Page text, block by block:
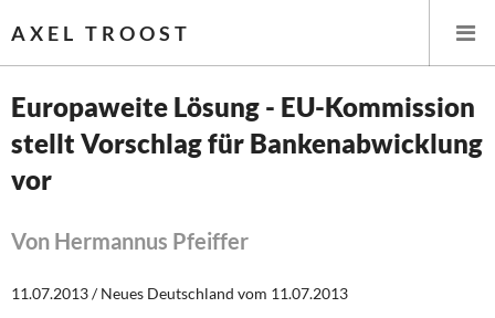
AXEL TROOST
Startseite
Leitlinien linker Wirtschafts- und Finanzpolitik
Wirtschaftspolitik
Europaweite Lösung - EU-Kommission
stellt Vorschlag für Bankenabwicklung
vor
Von Hermannus Pfeiffer
11.07.2013 / Neues Deutschland vom 11.07.2013